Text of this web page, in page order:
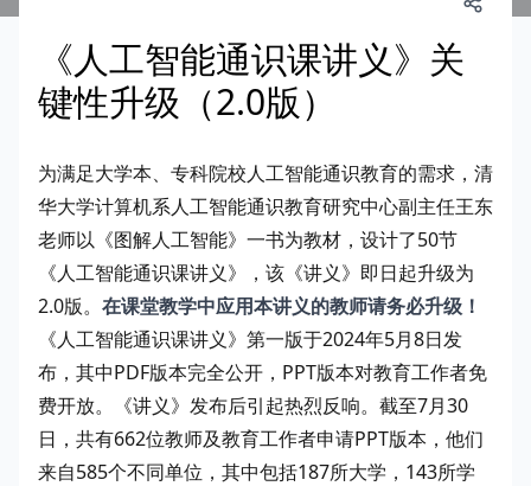
《人工智能通识课讲义》关
键性升级（2.0版）
为满足大学本、专科院校人工智能通识教育的需求，清
华大学计算机系人工智能通识教育研究中心副主任王东
老师以《图解人工智能》一书为教材，设计了50节
《人工智能通识课讲义》，该《讲义》即日起升级为
2.0版。 在课堂教学中应用本讲义的教师请务必升级！
《人工智能通识课讲义》第一版于2024年5月8日发
布，其中PDF版本完全公开，PPT版本对教育工作者免
费开放。《讲义》发布后引起热烈反响。截至7月30
日，共有662位教师及教育工作者申请PPT版本，他们
来自585个不同单位，其中包括187所大学，143所学